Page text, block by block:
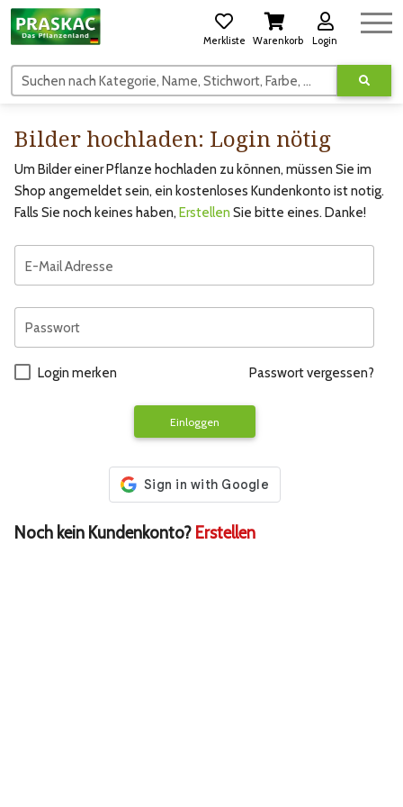
Merkliste Warenkorb Login
Suchen nach Kategorie, Name, Stichwort, Farbe, usw.
Bilder hochladen: Login nötig
Um Bilder einer Pflanze hochladen zu können, müssen Sie im
Shop angemeldet sein, ein kostenloses Kundenkonto ist notig.
Falls Sie noch keines haben, Erstellen Sie bitte eines. Danke!
E-Mail Adresse
Passwort
Login merken Passwort vergessen?
Einloggen
Noch kein Kundenkonto? Erstellen